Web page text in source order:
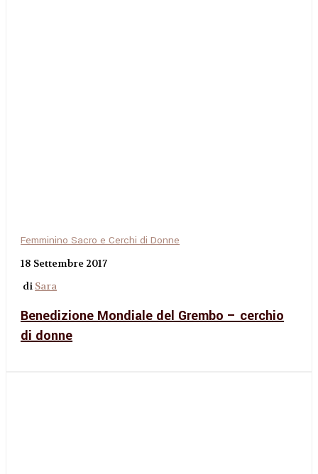
Femminino Sacro e Cerchi di Donne
18 Settembre 2017
di Sara
Benedizione Mondiale del Grembo – cerchio
di donne